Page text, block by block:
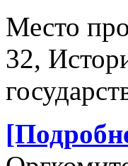
Место
32,